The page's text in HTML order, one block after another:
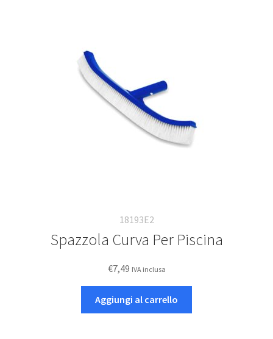
18193E2
Spazzola Curva Per Piscina
€7,49 IVA inclusa
Aggiungi al carrello